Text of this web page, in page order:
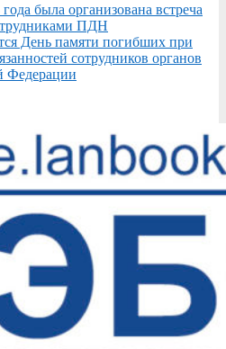
была организована встреча
ПДН
День памяти погибших при
сотрудников органов
Федерации